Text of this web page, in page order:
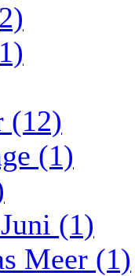
(12)
(1)
(1)
Meer (1)